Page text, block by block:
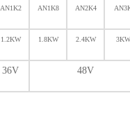
AN1K2 AN1K8 AN2K4
1.2KW 1.8KW 2.4KW 3KW
36V 48V